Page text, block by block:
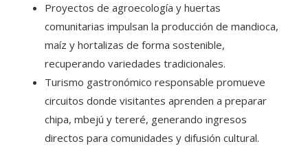
Proyectos de agroecología y huertas
comunitarias impulsan la producción de mandioca,
maíz y hortalizas de forma sostenible,
recuperando variedades tradicionales.
Turismo gastronómico responsable promueve
circuitos donde visitantes aprenden a preparar
chipa, mbejú y tereré, generando ingresos
directos para comunidades y difusión cultural.